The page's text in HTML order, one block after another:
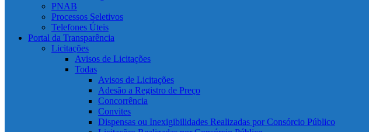
PNAB
Processos Seletivos
Telefones Úteis
Portal da Transparência
Licitações
Avisos de Licitações
Todas
Avisos de Licitações
Adesão a Registro de Preço
Concorrência
Convites
Dispensas ou Inexigibilidades Realizadas por Consórcio Público